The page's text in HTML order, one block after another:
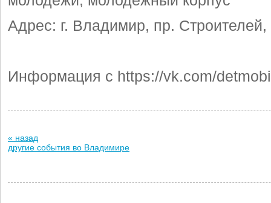
Адрес: г. Владимир, пр. Строителей,
Информация с https://vk.com/
« назад
другие события во Владимире